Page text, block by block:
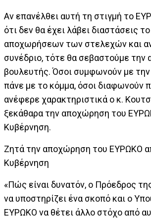
Αν επανέλθει αυτή τη στιγμή το
ότι δεν θα έχει λάβει διαστάσεις
αποχωρήσεων των στελεχών και
συνέδριο, τότε θα σεβαστούμε την
βουλευτής. Όσοι συμφωνούν με
πάνε με το κόμμα, όσοι διαφωνούν
ανέφερε χαρακτηριστικά ο κ.
ξεκάθαρα την αποχώρηση του
Κυβέρνηση.
Ζητά την αποχώρηση του ΕΥΡΩΚΟ
Κυβέρνηση
«Πώς είναι δυνατόν, ο Πρόεδρος
να υποστηρίζει ένα σκοπό και ο
ΕΥΡΩΚΟ να θέτει άλλο στόχο από